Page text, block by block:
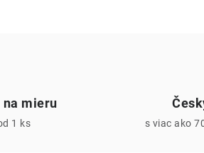
na mieru
1 ks s viac ako